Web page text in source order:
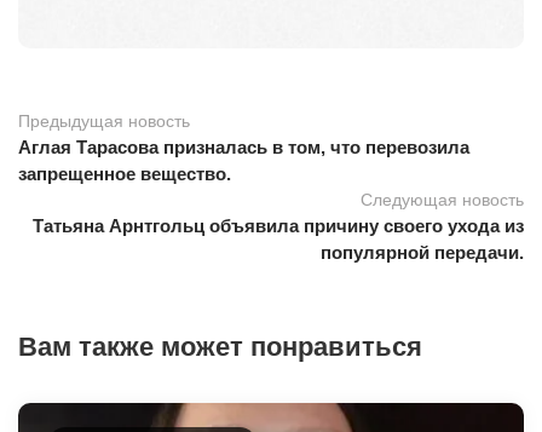
Предыдущая новость
Аглая Тарасова призналась в том, что перевозила
запрещенное вещество.
Следующая новость
Татьяна Арнтгольц объявила причину своего ухода из
популярной передачи.
Вам также может понравиться